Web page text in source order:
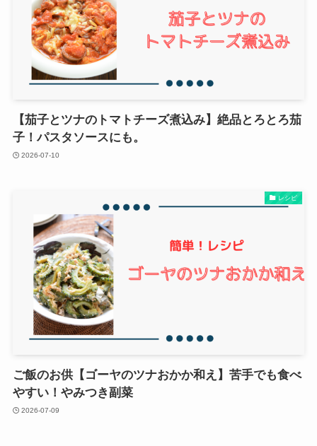
【茄子とツナのトマトチーズ煮込み】絶品とろとろ茄
子！パスタソースにも。
2026-07-10
レシピ
ご飯のお供【ゴーヤのツナおかか和え】苦手でも食べ
やすい！やみつき副菜
2026-07-09